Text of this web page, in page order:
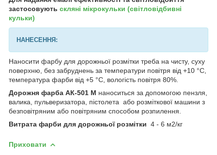
застосовують скляні мікрокульки (світловідбивні
кульки)
НАНЕСЕННЯ:
Наносити фарбу для дорожньої розмітки треба на чисту, суху
поверхню, без забруднень за температури повітря від +10 °C,
температура фарби від +5 °C, вологість повітря 80%.
Дорожня фарба АК-501 М наноситься за допомогою пензля,
валика, пульверизатора, пістолета або розміткової машини з
безповітряним або повітряним способом розпилення.
Витрата фарби для дорожньої розмітки 4 - 6 м2/кг
Приховати